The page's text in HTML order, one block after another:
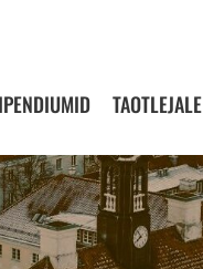
TAOTLEJALE